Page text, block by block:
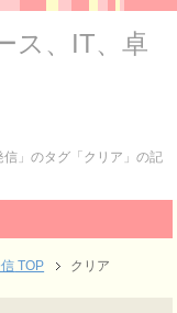
ス、IT、卓
信」のタグ「クリア」の記
TOP クリア